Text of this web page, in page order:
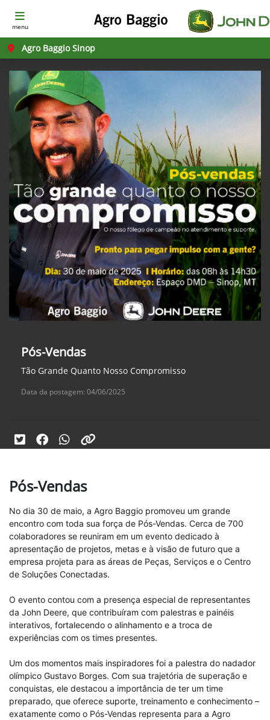
menu
Agro Baggio Sinop
Pós-Vendas
Tão Grande Quanto Nosso Compromisso
Data da postagem: 04/06/2025
Pós-Vendas
No dia 30 de maio, a Agro Baggio promoveu um grande
encontro com toda sua força de Pós-Vendas. Cerca de 700
colaboradores se reuniram em um evento dedicado à
apresentação de projetos, metas e à visão de futuro que a
empresa projeta para as áreas de Peças, Serviços e o Centro
de Soluções Conectadas.
O evento contou com a presença especial de representantes
da John Deere, que contribuíram com palestras e painéis
interativos, fortalecendo o alinhamento e a troca de
experiências com os times presentes.
Um dos momentos mais inspiradores foi a palestra do nadador
olímpico Gustavo Borges. Com sua trajetória de superação e
conquistas, ele destacou a importância de ter um time
preparado, que oferece suporte, treinamento e conhecimento –
exatamente como o Pós-Vendas representa para a Agro